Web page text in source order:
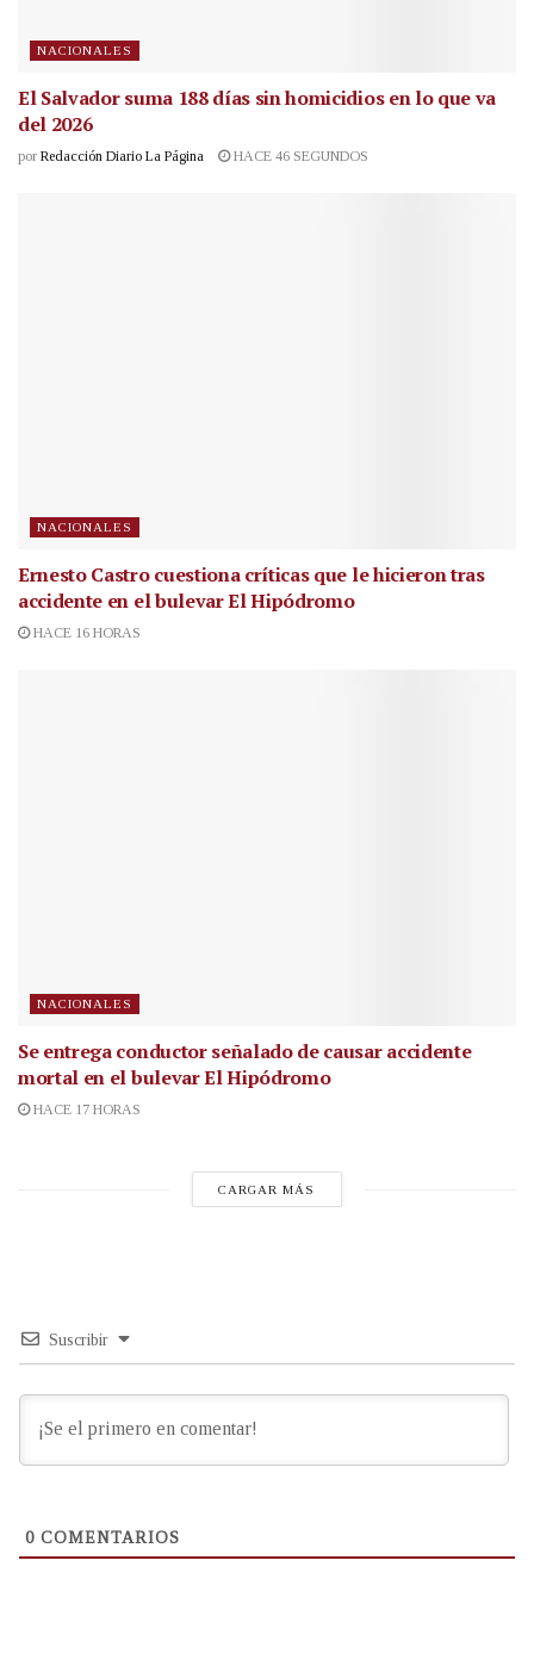
NACIONALES
El Salvador suma 188 días sin homicidios en lo que va
del 2026
por Redacción Diario La Página HACE 46 SEGUNDOS
NACIONALES
Ernesto Castro cuestiona críticas que le hicieron tras
accidente en el bulevar El Hipódromo
HACE 16 HORAS
NACIONALES
Se entrega conductor señalado de causar accidente
mortal en el bulevar El Hipódromo
HACE 17 HORAS
CARGAR MÁS
Suscribir
0 COMENTARIOS